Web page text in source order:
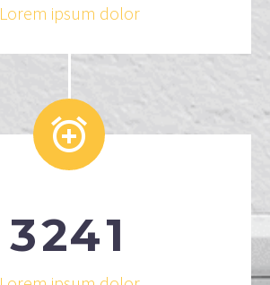
Lorem ipsum dolor


3241